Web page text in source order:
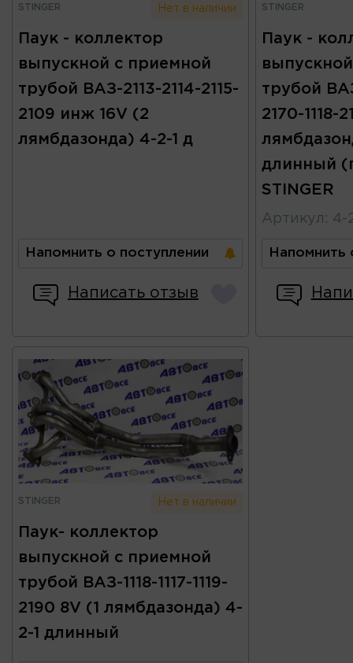
STINGER Нет в наличии
Паук - коллектор
выпускной с приемной
трубой ВАЗ-2113-2114-2115-
2109 инж 16V (2
лямбдазонда) 4-2-1 д
Напомнить о поступлении
Написать отзыв
STINGER
Паук -
трубой
2170-1118-
длинный
STINGER
Артикул : 4-
Напомнить
STINGER Нет в наличии
Паук- коллектор
выпускной с приемной
трубой ВАЗ-1118-1117-1119-
2190 8V (1 лямбдазонда) 4-
2-1 длинный